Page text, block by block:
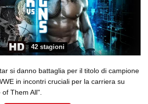
42 stagioni
si danno battaglia per il titolo di campione
in incontri cruciali per la carriera su
Them All".